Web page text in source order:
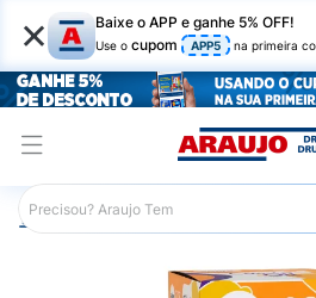
× Baixe o APP e ganhe 5% OFF!
Use o cupom APP5 na primeira
Araujo Cabelo